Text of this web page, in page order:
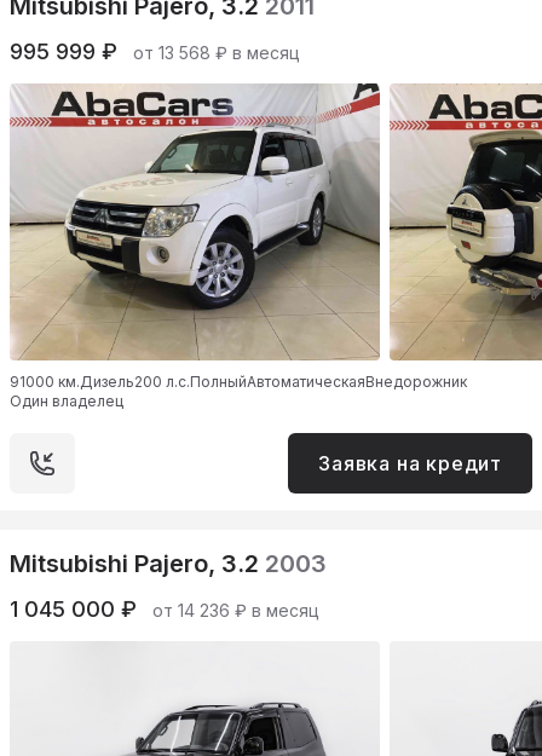
Mitsubishi Pajero, 3.2 2011
995 999 ₽ от 13 568 ₽ в месяц
91000 км.Дизель200 л.с.ПолныйАвтоматическаяВнедорожник
Один владелец
Заявка на кредит
Mitsubishi Pajero, 3.2 2003
1 045 000 ₽ от 14 236 ₽ в месяц